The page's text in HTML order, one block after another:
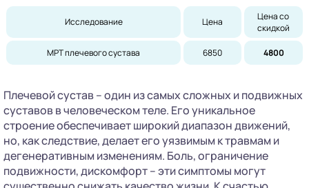
Исследование Цена
Цена со
скидкой
МРТ плечевого сустава 6850 4800
Плечевой сустав – один из самых сложных и подвижных
суставов в человеческом теле. Его уникальное
строение обеспечивает широкий диапазон движений,
но, как следствие, делает его уязвимым к травмам и
дегенеративным изменениям. Боль, ограничение
подвижности, дискомфорт – эти симптомы могут